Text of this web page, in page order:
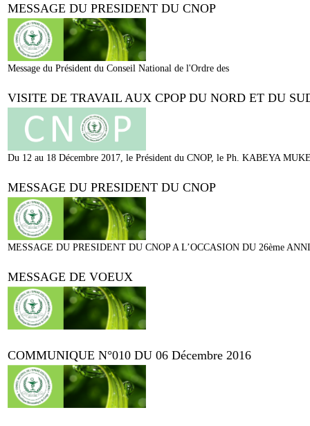
MESSAGE DU PRESIDENT DU CNOP
Message du Président du Conseil National de l'Ordre des
VISITE DE TRAVAIL AUX CPOP DU NORD ET DU
Du 12 au 18 Décembre 2017, le Président du CNOP, le Ph. KABEYA
MESSAGE DU PRESIDENT DU CNOP
MESSAGE DU PRESIDENT DU CNOP A L’OCCASION DU 26ème
MESSAGE DE VOEUX
COMMUNIQUE N°010 DU 06 Décembre 2016